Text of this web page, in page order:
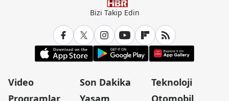
Bizi Takip Edin
Video
Programlar
Son Dakika
Yaşam
Teknoloji
Otomobil